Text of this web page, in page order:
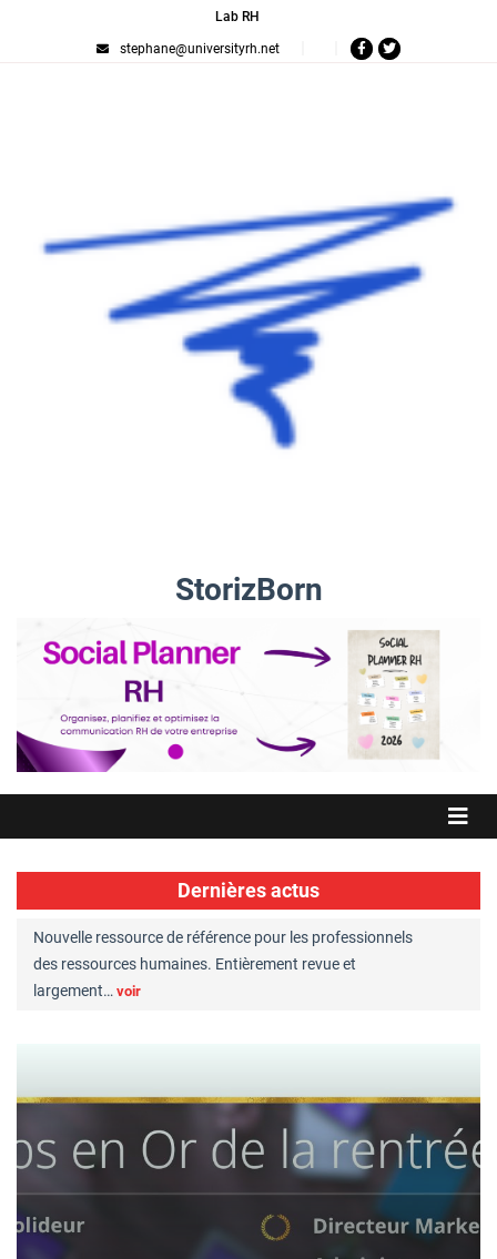
Lab RH
stephane@universityrh.net
StorizBorn
Dernières actus
Nouvelle ressource de référence pour les professionnels
des ressources humaines. Entièrement revue et
largement… voir